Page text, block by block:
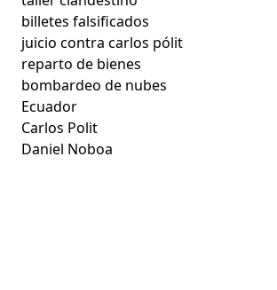
billetes falsificados
juicio contra carlos pólit
reparto de bienes
bombardeo de nubes
Ecuador
Carlos Polit
Daniel Noboa